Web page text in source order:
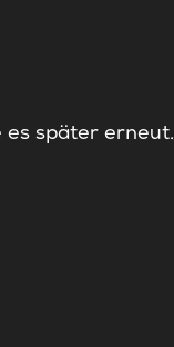
später erneut.